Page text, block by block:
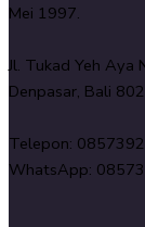
Mei 1997.
Jl. Tukad Yeh Aya
Denpasar, Bali
Telepon:
WhatsApp: